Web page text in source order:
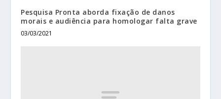
Pesquisa Pronta aborda fixação de danos
morais e audiência para homologar falta grave
03/03/2021